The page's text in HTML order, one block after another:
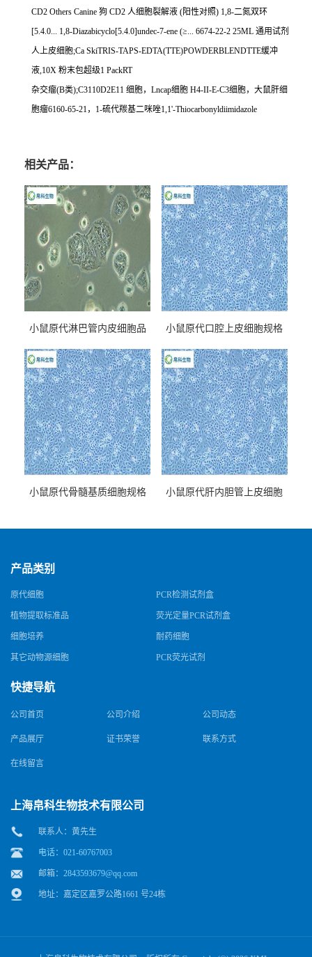
CD2 Others Canine 狗 CD2 人细胞裂解液 (阳性对照) 1,8-二氮双环
[5.4.0... 1,8-Diazabicyclo[5.4.0]undec-7-ene (≥... 6674-22-2 25ML 通用试剂
人上皮细胞;Ca SkiTRIS-TAPS-EDTA(TTE)POWDERBLENDTTE缓冲
液,10X 粉末包超级1 PackRT
杂交瘤(B类);C3110D2E11 细胞， Lncap细胞 H4-II-E-C3细胞，大鼠肝细
胞瘤6160-65-21， 1-硫代羰基二咪唑1,1'-Thiocarbonyldiimidazole
相关产品：
小鼠原代淋巴管内皮细胞品
小鼠原代口腔上皮细胞规格
小鼠原代骨髓基质细胞规格
小鼠原代肝内胆管上皮细胞
产品类别
原代细胞 PCR检测试剂盒
植物提取标准品 荧光定量PCR试剂盒
细胞培养 耐药细胞
其它动物源细胞 PCR荧光试剂
快捷导航
公司首页 公司介绍 公司动态
产品展厅 证书荣誉 联系方式
在线留言
上海帛科生物技术有限公司
联系人：黄先生
电话：021-60767003
邮箱： 2843593679@qq.com
地址：嘉定区嘉罗公路1661 号24栋